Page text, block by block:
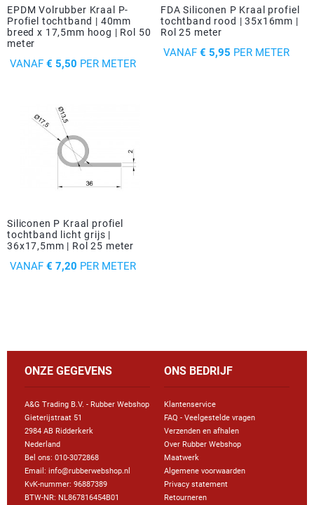
EPDM Volrubber Kraal P-
Profiel tochtband | 40mm
breed x 17,5mm hoog | Rol 50
meter
VANAF € 5,50 PER METER
PRIJS
FDA Siliconen P Kraal profiel
tochtband rood | 35x16mm |
Rol 25 meter
VANAF € 5,95 PER METER
PRIJS
Siliconen P Kraal profiel
tochtband licht grijs |
36x17,5mm | Rol 25 meter
VANAF € 7,20 PER METER
PRIJS
ONZE GEGEVENS
A&G Trading B.V. - Rubber Webshop
Gieterijstraat 51
2984 AB Ridderkerk
Nederland
Bel ons: 010-3072868
Email: info@rubberwebshop.nl
KvK-nummer: 96887389
BTW-NR: NL867816454B01
ONS BEDRIJF
Klantenservice
FAQ - Veelgestelde vragen
Verzenden en afhalen
Over Rubber Webshop
Maatwerk
Algemene voorwaarden
Privacy statement
Retourneren